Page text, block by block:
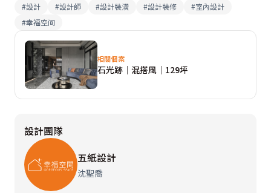
#設計 #設計師 #設計裝潢 #設計裝修 #室內設計
#幸福空间
相關個案
石光跡│混搭風│129坪
設計團隊
五紙設計
沈聖喬